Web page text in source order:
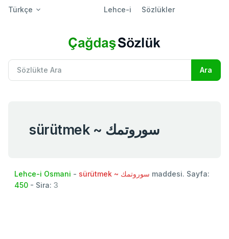
Türkçe Lehce-i Sözlükler
sürütmek ~ سوروتمك
Lehce-i Osmani - sürütmek ~ سوروتمك maddesi. Sayfa:
450 - Sira: 3